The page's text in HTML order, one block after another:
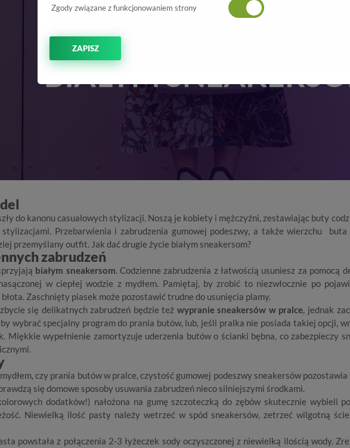
17/10/2019 11:55
JAK DAĆ DRUGIE
BIAŁYM
do kanonu casualowych stylizacji. Noszą je kobiety i mężczyźni, zestawiając buty
Przebarwienia i zabrudzenia gumowej podeszwy, a także wierzchu
przemyślany outfit. Jak dać drugie życie białym sneakersom?
zabrudzeń
białym sneakersom. Codzienne zabrudzenia z łatwością usuniesz za pomocą
w ciepłej wodzie z mydłem. Pamiętaj, by zrobić to niezwłocznie po
Zaschnięty piasek może pozostawić trudne do usunięcia plamy.
się delikatnych zabrudzeń będzie też wypranie sneakersów w pralce, jednak
wybrać specjalny program do prania butów, lub, jeśli pralka nie posiada takiej opcji,
Miękkie wypełnienie zamortyzuje uderzenia butów o ścianki bębna, co zabezpieczy
czy prania butów w pralce, czystość gumowej podeszwy sneakersów pozostawia
się domowe sposoby usuwania zabrudzeń nieco silniejszymi środkami.
dodatków!) nałożona na gumę szczoteczką do zębów skutecznie wybieli
Niewielką ilość pasty należy wetrzeć w spód sneakersów, zetrzeć wilgotną
powstała z połączenia 2-3 łyżeczek sody oczyszczonej z niewielką ilością wody.
Zgody związane z funkcjonowaniem strony
ZAPISZ